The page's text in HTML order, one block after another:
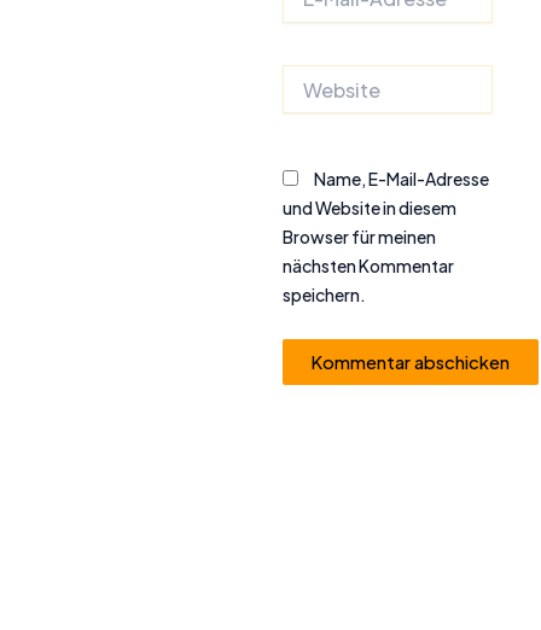
Mail-
Name, E-Mail-Adresse
und Website in diesem
Browser für meinen
nächsten Kommentar
speichern.